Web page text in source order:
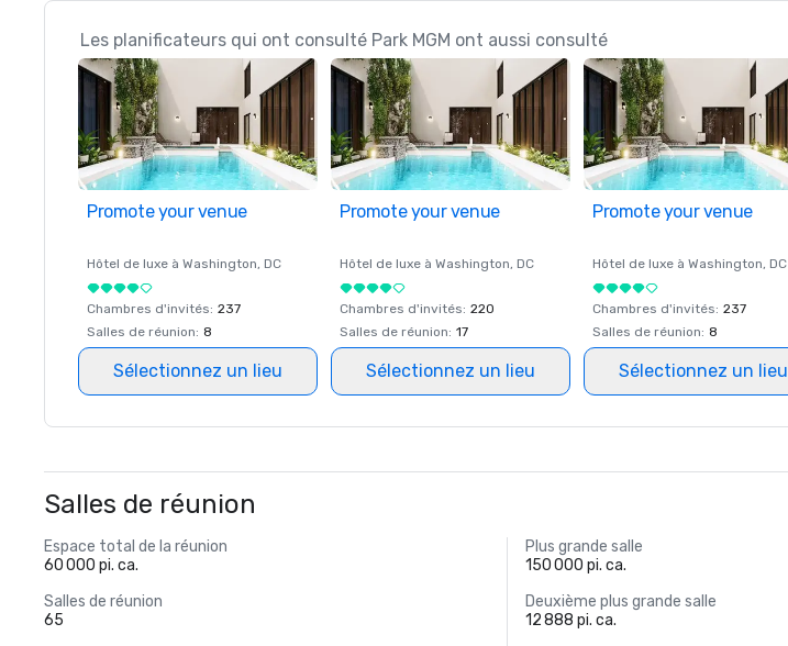
Les planificateurs qui ont consulté Park MGM ont aussi consulté
Promote your venue
Hôtel de luxe à Washington, DC
Chambres d'invités: 237
Salles de réunion: 8
Sélectionnez un lieu
Promote your venue
Hôtel de luxe à Washington, DC
Chambres d'invités: 220
Salles de réunion: 17
Sélectionnez un lieu
Promote your venue
Hôtel de luxe à Washington, DC
Chambres d'invités: 237
Salles de réunion: 8
Sélectionnez un lieu
Salles de réunion
Espace total de la réunion
60 000 pi. ca.
Plus grande salle
150 000 pi. ca.
Salles de réunion
65
Deuxième plus grande salle
12 888 pi. ca.